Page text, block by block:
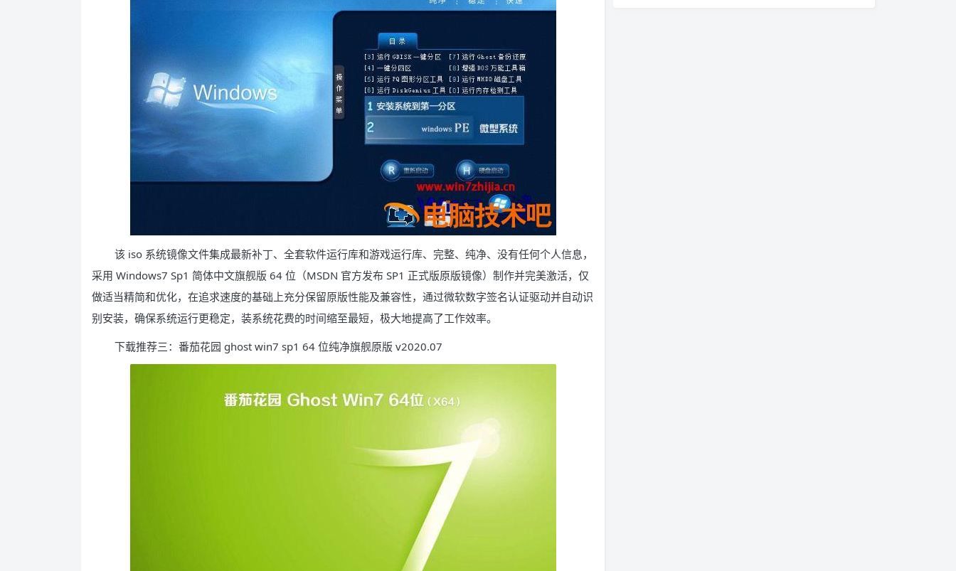
该 iso 系统镜像文件集成最新补丁、全套软件运行库和游戏运行库、完整、纯净、没有任何个人信息，
采用 Windows7 Sp1 简体中文旗舰版 64 位（MSDN 官方发布 SP1 正式版原版镜像）制作并完美激活，仅
做适当精简和优化，在追求速度的基础上充分保留原版性能及兼容性，通过微软数字签名认证驱动并自动识
别安装，确保系统运行更稳定，装系统花费的时间缩至最短，极大地提高了工作效率。
下载推荐三：番茄花园 ghost win7 sp1 64 位纯净旗舰原版 v2020.07